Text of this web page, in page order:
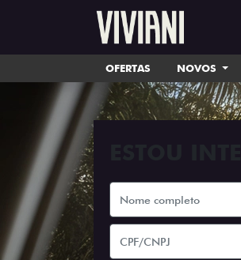
OFERTAS NOVOS